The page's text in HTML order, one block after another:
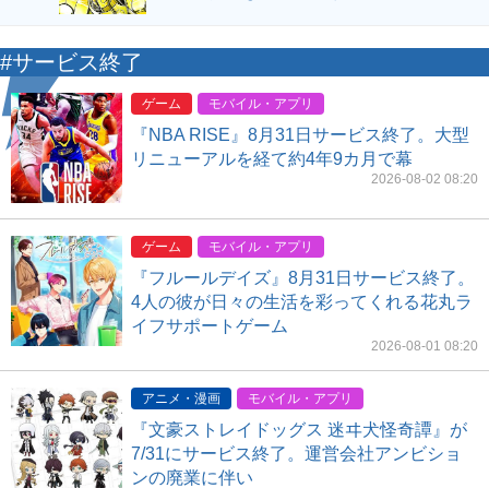
#サービス終了
ゲーム モバイル・アプリ
『NBA RISE』8月31日サービス終了。大型
リニューアルを経て約4年9カ月で幕
2026-08-02 08:20
ゲーム モバイル・アプリ
『フルールデイズ』8月31日サービス終了。
4人の彼が日々の生活を彩ってくれる花丸ラ
イフサポートゲーム
2026-08-01 08:20
アニメ・漫画 モバイル・アプリ
『文豪ストレイドッグス 迷ヰ犬怪奇譚』が
7/31にサービス終了。運営会社アンビショ
ンの廃業に伴い